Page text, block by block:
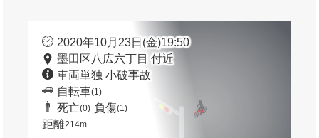
2020年10月23日(金)19:50
墨田区八広六丁目 付近
車両単独 小破事故
自転車(1)
死亡(0) 負傷(1)
距離214m